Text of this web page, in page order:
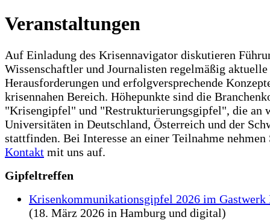
Veranstaltungen
Auf Einladung des Krisennavigator diskutieren
Wissenschaftler und Journalisten regelmäßig aktuelle
Herausforderungen und erfolgversprechende
krisennahen Bereich. Höhepunkte sind die
"Krisengipfel" und "Restrukturierungsgipfel", die an
Universitäten in Deutschland, Österreich und der
stattfinden. Bei Interesse an einer Teilnahme nehmen
Kontakt mit uns auf.
Gipfeltreffen
Krisenkommunikationsgipfel 2026 im Gastwerk
(18. März 2026 in Hamburg und digital)